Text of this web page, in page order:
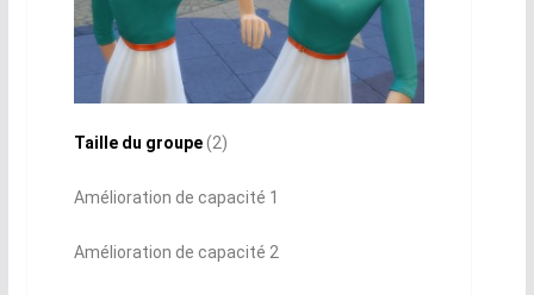
Taille du groupe(2)
Amélioration de capacité 1
Amélioration de capacité 2